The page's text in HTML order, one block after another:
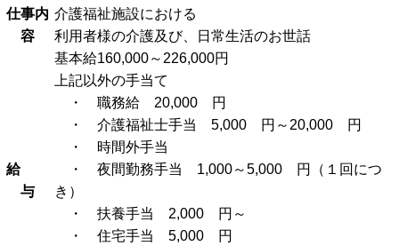
仕事内
容
介護福祉施設における
利用者様の介護及び、日常生活のお世話
給
与
基本給160,000～226,000円
上記以外の手当て
・ 職務給 20,000 円
・ 介護福祉士手当 5,000 円～20,000 円
・ 時間外手当
・ 夜間勤務手当 1,000～5,000 円（１回につ
き）
・ 扶養手当 2,000 円～
・ 住宅手当 5,000 円